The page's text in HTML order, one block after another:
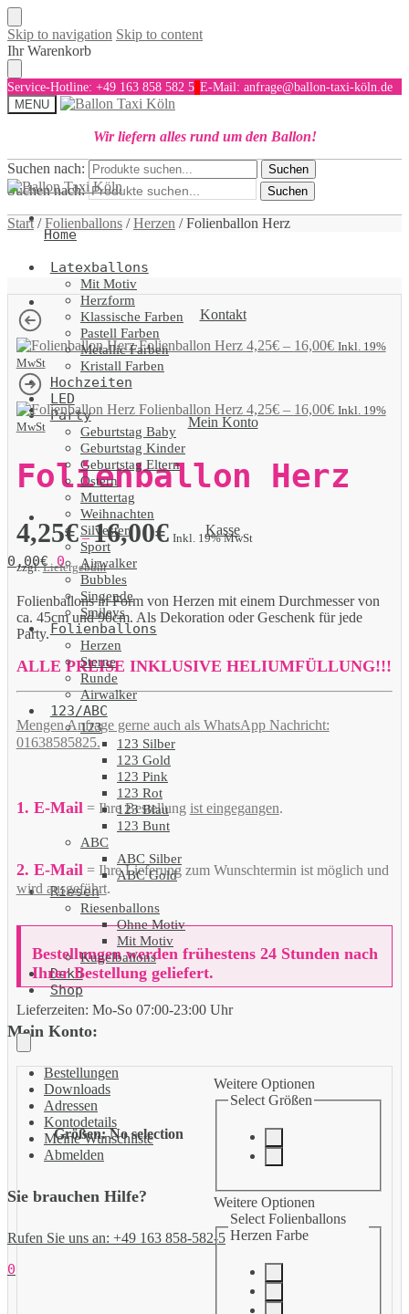
Skip to navigation Skip to content
Ihr Warenkorb
Service-Hotline: +49 163 858 582 5 E-Mail: anfrage@ballon-taxi-köln.de
MENU
Wir liefern alles rund um den Ballon!
Suchen nach: Suchen
Kontakt
Mein Konto
Kasse
0,00€ 0
Suchen nach: Suchen
Home
Latexballons
Mit Motiv
Herzform
Klassische Farben
Pastell Farben
Metallic Farben
Kristall Farben
Hochzeiten
LED
Party
Geburtstag Baby
Geburtstag Kinder
Geburtstag Eltern
Ostern
Muttertag
Weihnachten
Silvester
Sport
Airwalker
Bubbles
Singende
Smileys
Folienballons
Herzen
Sterne
Runde
Airwalker
123/ABC
123
123 Silber
123 Gold
123 Pink
123 Rot
123 Blau
123 Bunt
ABC
ABC Silber
ABC Gold
Riesen
Riesenballons
Ohne Motiv
Mit Motiv
Kugelballons
Deko
Shop
Mein Konto:
Bestellungen
Downloads
Adressen
Kontodetails
Meine Wunschliste
Abmelden
Sie brauchen Hilfe?
Rufen Sie uns an: +49 163 858-582-5
0
Start /Folienballons /Herzen /Folienballon Herz
Folienballon Herz 4,25€– 16,00€ Inkl. 19%
MwSt
Folienballon Herz 4,25€– 16,00€ Inkl. 19%
MwSt
Folienballon Herz
4,25€–16,00€ Inkl. 19% MwSt
zzgl.Liefergebühr
Folienballons in Form von Herzen mit einem Durchmesser von
ca. 45cm und 90cm. Als Dekoration oder Geschenk für jede
Party.
ALLE PREISE INKLUSIVE HELIUMFÜLLUNG!!!
Mengen Anfrage gerne auch als WhatsApp Nachricht:
01638585825.
1. E-Mail = Ihre Bestellung ist eingegangen.
2. E-Mail = Ihre Lieferung zum Wunschtermin ist möglich und
wird ausgeführt.
Bestellungen werden frühestens 24 Stunden nach
Ihrer Bestellung geliefert.
Lieferzeiten: Mo-So 07:00-23:00 Uhr
Größen: No selection
Weitere Optionen
Select Größen
Weitere Optionen
Select Folienballons
Herzen Farbe